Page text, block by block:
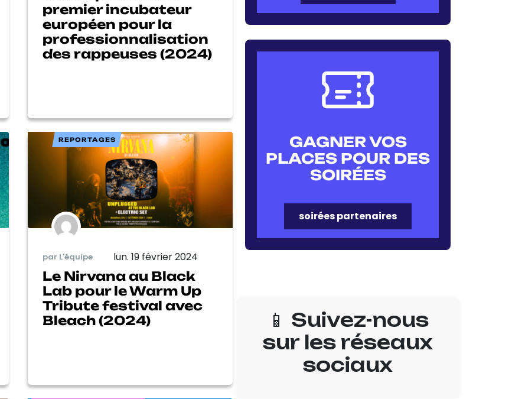
premier incubateur
européen pour la
professionnalisation
des rappeuses (2024)
REPORTAGES
par L'équipe lun. 19 février 2024
Le Nirvana au Black
Lab pour le Warm Up
Tribute festival avec
Bleach (2024)
GAGNER VOS
PLACES POUR DES
SOIRÉES
soirées partenaires
📱 Suivez-nous
sur les réseaux
sociaux